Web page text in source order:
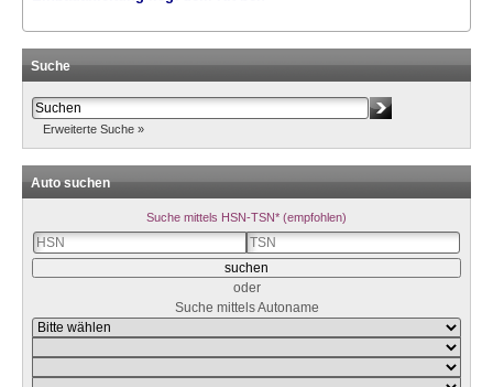
Suche
Erweiterte Suche »
Auto suchen
Suche mittels HSN-TSN* (empfohlen)
oder
Suche mittels Autoname